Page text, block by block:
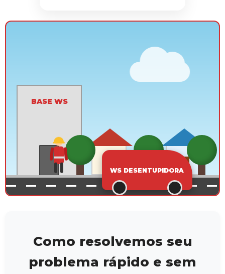
BASE WS
WS
Como resolvemos seu
problema rápido e sem